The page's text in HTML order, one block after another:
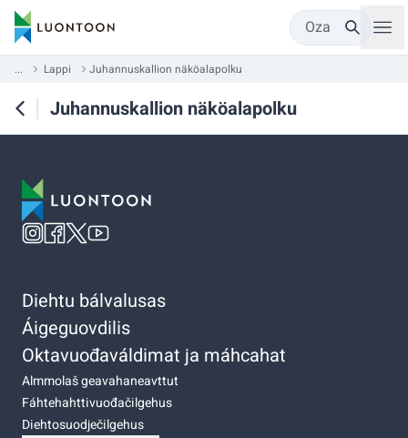
Oza
... Lappi Juhannuskallion näköalapolku
Juhannuskallion näköalapolku
Diehtu bálvalusas
Áigeguovdilis
Oktavuođaváldimat ja máhcahat
Almmolaš geavahaneavttut
Fáhtehahttivuođačilgehus
Diehtosuodječilgehus